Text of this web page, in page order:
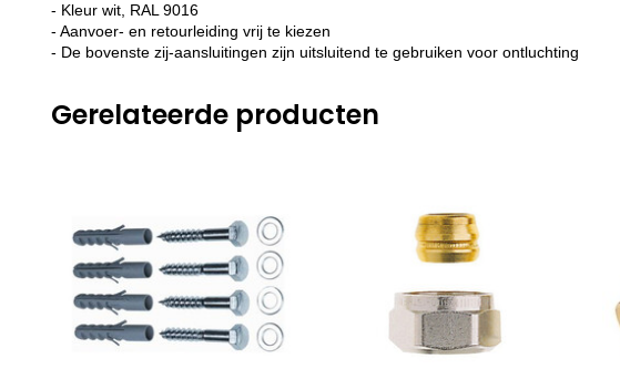
- Kleur wit, RAL 9016
- Aanvoer- en retourleiding vrij te kiezen
- De bovenste zij-aansluitingen zijn uitsluitend te gebruiken voor ontluchting
Gerelateerde producten